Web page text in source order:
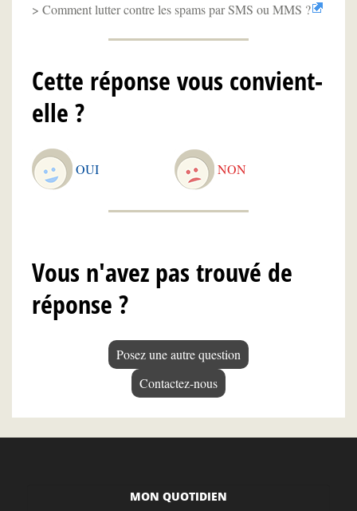
Comment lutter contre les spams par SMS ou MMS ?
Cette réponse vous convient-
elle ?
OUI NON
Vous n'avez pas trouvé de
réponse ?
Posez une autre question
Contactez-nous
MON QUOTIDIEN